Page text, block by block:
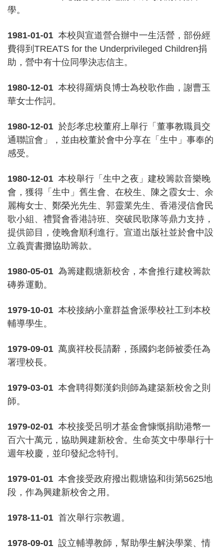
學。
1981-01-01 本校與宣道營合辦中一生活營，部份經
費得到TREATS for the Underprivileged Children捐
助，營中有十位同學決志信主。
1980-12-01 本校得羅炳良博士為校歌作曲，謝曹玉
華女士作詞。
1980-12-01 於彭孝忠校董府上舉行「董事教職員交
通聯誼會」，並由校董於會中分享在「生中」事奉的
感受。
1980-12-01 本校舉行「生中之夜」建校籌款音樂晚
會，獲得「生中」舊生會、在校生、陳之霞女士、余
麗梅女士、鄭榮光先生、郭靈業先生、香港浸信會民
歌小組、禮賢會香港詩班、突破民歌隊等鼎力支持，
提供節目，使晚會順利進行。宣道出版社並於會中設
立義賣書攤協助籌款。
1980-05-01 為籌建觀塘新校舍，本會推行建校籌款
磚券運動。
1979-10-01 本校接納小童群益會派學校社工到本校
輔導學生。
1979-09-01 萬廣祥校長請辭，孫國鈞老師被委任為
署理校長。
1979-03-01 本會聘得鄭漢鈞則師為建築新校舍之則
師。
1979-02-01 本校接受呂明才基金會慷慨捐助港幣一
百六十萬元，協助興建新校舍。生命英文中學舉行十
週年校慶，並印發紀念特刊。
1979-01-01 本會接受政府撥出觀塘協和街第5625地
段，作為興建新校舍之用。
1978-11-01 首次舉行宗教週。
1978-09-01 設立輔導教師，幫助學生解決學業、情